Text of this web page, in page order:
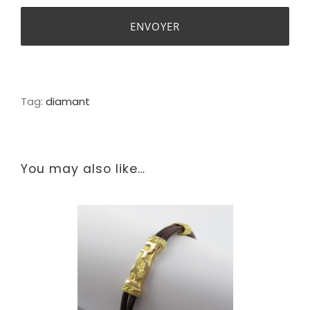
Tag: diamant
You may also like…